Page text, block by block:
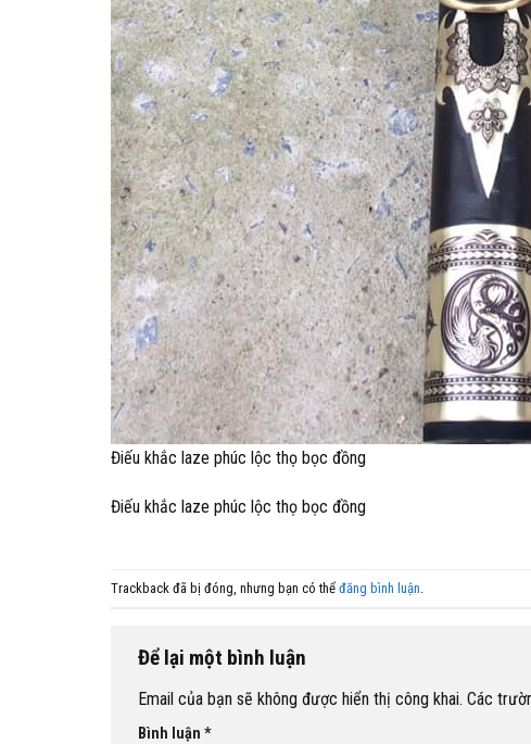
Điếu khắc laze phúc lộc thọ bọc đồng
Điếu khắc laze phúc lộc thọ bọc đồng
Trackback đã bị đóng, nhưng bạn có thể đăng bình luận
Để lại một bình luận
Email của bạn sẽ không được hiển thị công khai. Các
Bình luận *